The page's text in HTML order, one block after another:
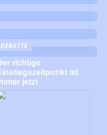
DEBATTE
richtige
ist
jetzt